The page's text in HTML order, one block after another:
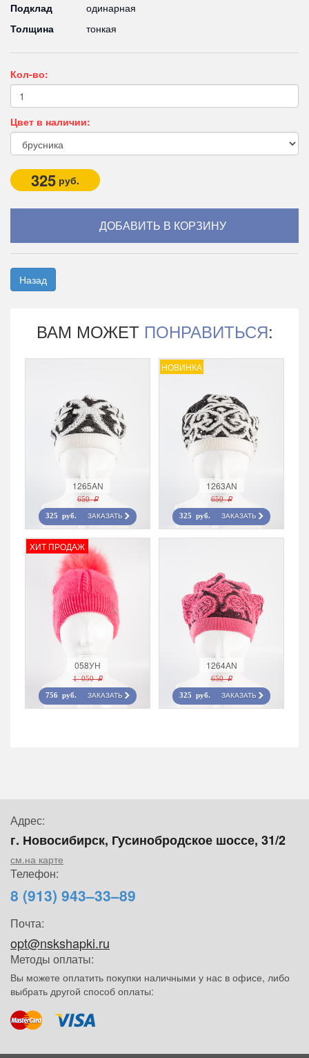
Подклад
одинарная
Толщина
тонкая
Кол-во:
Цвет в наличии:
325 руб.
Назад
ВАМ МОЖЕТ ПОНРАВИТЬСЯ:
1265AN
650 r
325 руб. ЗАКАЗАТЬ
НОВИНКА
1263AN
650 r
325 руб. ЗАКАЗАТЬ
ХИТ ПРОДАЖ
058УН
1 050 r
756 руб. ЗАКАЗАТЬ
1264AN
650 r
325 руб. ЗАКАЗАТЬ
Адрес:
г. Новосибирск, Гусинобродское шоссе, 31/2
см.на карте
Телефон:
8 (913) 943–33–89
Почта:
opt@nskshapki.ru
Методы оплаты:
Вы можете оплатить покупки наличными у нас в офисе, либо
выбрать другой способ оплаты: